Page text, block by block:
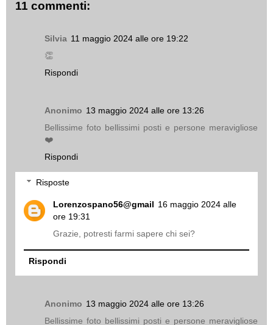
11 commenti:
Silvia 11 maggio 2024 alle ore 19:22
👏
Rispondi
Anonimo 13 maggio 2024 alle ore 13:26
Bellissime foto bellissimi posti e persone meravigliose
❤️
Rispondi
Risposte
Lorenzospano56@gmail 16 maggio 2024 alle
ore 19:31
Grazie, potresti farmi sapere chi sei?
Rispondi
Anonimo 13 maggio 2024 alle ore 13:26
Bellissime foto bellissimi posti e persone meravigliose